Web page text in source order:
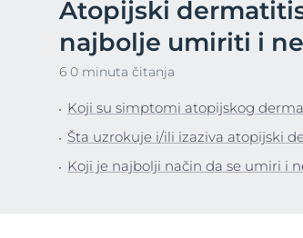
Veoma osetljiva koža
Koža sklona crvenilu
Problemi kože glave i
Osetljiva koža
Otkrijte
SPF 30
Atopijski
najbolje umiriti i
6 0 minuta čitanja
Koji su simptomi atopijskog
Šta uzrokuje i/ili izaziva atopijski
Koji je najbolji način da se umiri i